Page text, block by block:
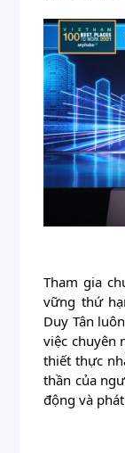
Tham gia
vững thứ
Duy Tân
việc chuyên
thiết thực
thần của
động và